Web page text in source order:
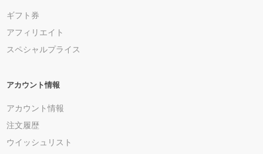
ギフト券
アフィリエイト
スペシャルプライス
アカウント情報
アカウント情報
注文履歴
ウイッシュリスト